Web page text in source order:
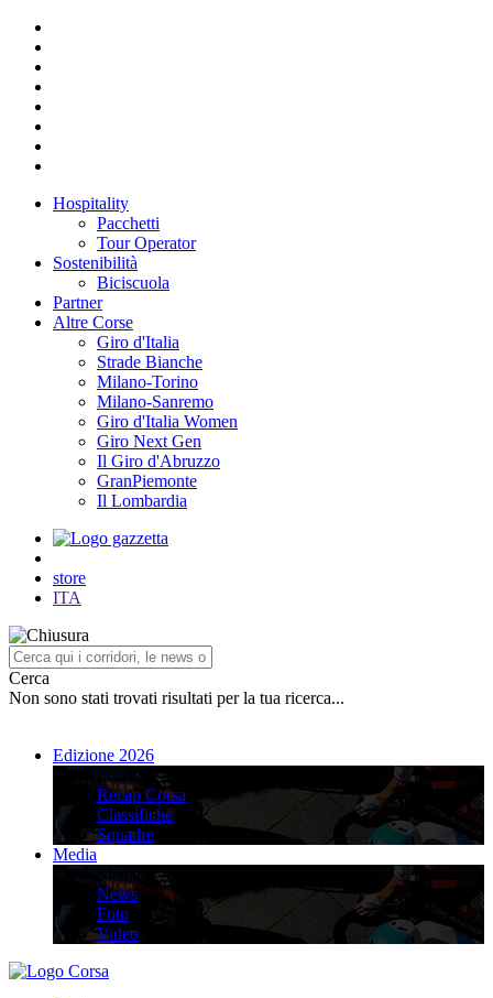
Hospitality
Pacchetti
Tour Operator
Sostenibilità
Biciscuola
Partner
Altre Corse
Giro d'Italia
Strade Bianche
Milano-Torino
Milano-Sanremo
Giro d'Italia Women
Giro Next Gen
Il Giro d'Abruzzo
GranPiemonte
Il Lombardia
store
ITA
Cerca
Non sono stati trovati risultati per la tua ricerca...
Edizione 2026
Edizione 2026
Recap Corsa
Classifiche
Squadre
Media
Media
News
Foto
Video